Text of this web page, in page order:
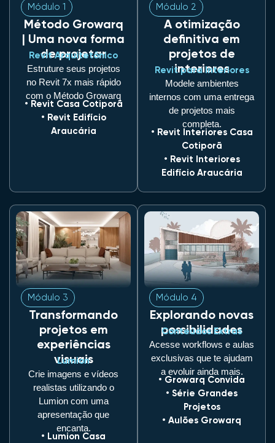
Módulo 1
Método Growarq
| Uma nova forma
de projetar
Revit Arquitetônico
Estruture seus projetos
no Revit 7x mais rápido
com o Método Growarq
• Revit Casa Cotiporã
• Revit Edifício
Araucária
Módulo 2
A otimização
definitiva em
projetos de
interiores
Revit para Interiores
Modele ambientes
internos com uma entrega
de projetos mais
completa.
• Revit Interiores Casa
Cotiporã
• Revit Interiores
Edifício Araucária
Módulo 3
Transformando
projetos em
experiências
visuais
Lumion
Crie imagens e vídeos
realistas utilizando o
Lumion com uma
apresentação que
encanta.
• Lumion Casa
Módulo 4
Explorando novas
possibilidades
Conteúdos Extras
Acesse workflows e aulas
exclusivas que te ajudam
a evoluir ainda mais.
• Growarq Convida
• Série Grandes
Projetos
• Aulões Growarq